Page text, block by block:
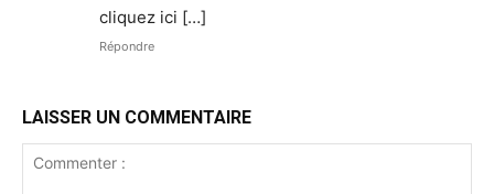
cliquez ici […]
Répondre
LAISSER UN COMMENTAIRE